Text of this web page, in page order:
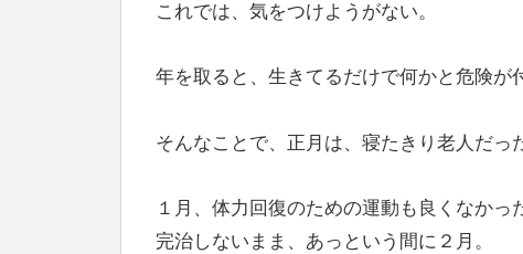
これでは、気をつけようがない。
年を取ると、生きてるだけで何かと危険が
そんなことで、正月は、寝たきり老人だっ
１月、体力回復のための運動も良くなかっ
完治しないまま、あっという間に２月。